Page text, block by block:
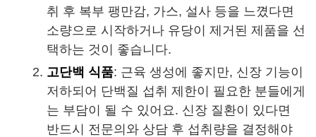
취 후 복부 팽만감, 가스, 설사 등을 느꼈다면
소량으로 시작하거나 유당이 제거된 제품을 선
택하는 것이 좋습니다.
고단백 식품: 근육 생성에 좋지만, 신장 기능이
저하되어 단백질 섭취 제한이 필요한 분들에게
는 부담이 될 수 있어요. 신장 질환이 있다면
반드시 전문의와 상담 후 섭취량을 결정해야